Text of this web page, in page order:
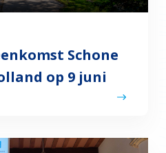
Schone
op 9 juni